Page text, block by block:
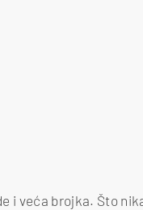
i veća brojka. Što